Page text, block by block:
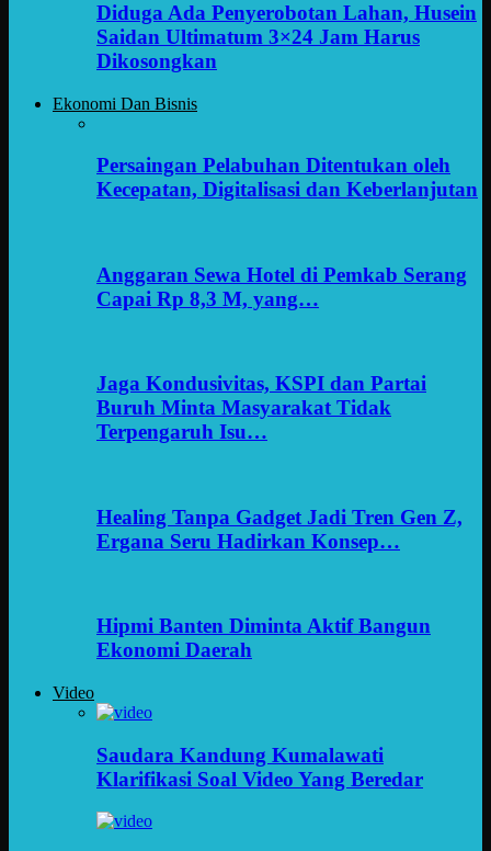
Diduga Ada Penyerobotan Lahan, Husein
Saidan Ultimatum 3×24 Jam Harus
Dikosongkan
Ekonomi Dan Bisnis
Persaingan Pelabuhan Ditentukan oleh
Kecepatan, Digitalisasi dan Keberlanjutan
Anggaran Sewa Hotel di Pemkab Serang
Capai Rp 8,3 M, yang…
Jaga Kondusivitas, KSPI dan Partai
Buruh Minta Masyarakat Tidak
Terpengaruh Isu…
Healing Tanpa Gadget Jadi Tren Gen Z,
Ergana Seru Hadirkan Konsep…
Hipmi Banten Diminta Aktif Bangun
Ekonomi Daerah
Video
Saudara Kandung Kumalawati
Klarifikasi Soal Video Yang Beredar